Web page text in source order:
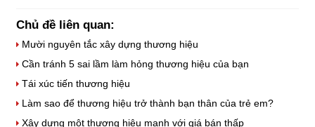
Chủ đề liên quan:
Mười nguyên tắc xây dựng thương hiệu
Cần tránh 5 sai lầm làm hỏng thương hiệu của bạn
Tái xúc tiến thương hiệu
Làm sao để thương hiệu trở thành bạn thân của trẻ em?
Xây dựng một thương hiệu mạnh với giá bán thấp